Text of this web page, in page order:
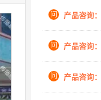
问 产品咨询：
问 产品咨询：
问 产品咨询：